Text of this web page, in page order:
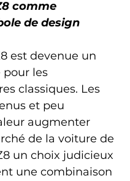
comme
de design
est devenue un
pour les
classiques. Les
et peu
augmenter
de la voiture de
un choix judicieux
une combinaison